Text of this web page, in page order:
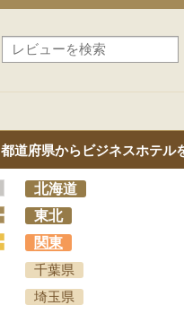
都道府県からビジネスホテル
北海道
東北
関東
千葉県
埼玉県